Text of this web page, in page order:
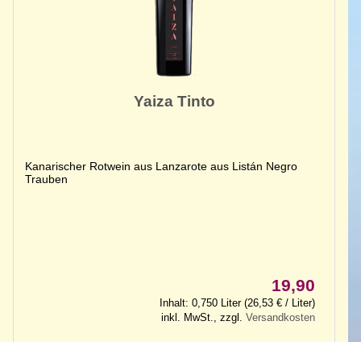
Yaiza Tinto
Kanarischer Rotwein aus Lanzarote aus Listán Negro
Trauben
19,90
Inhalt: 0,750 Liter (26,53 € / Liter)
inkl. MwSt., zzgl.Versandkosten